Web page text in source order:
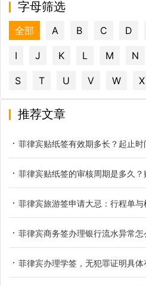
字母筛选
全部 A B C D
I J K L M N
S T U V W X
推荐文章
菲律宾贴纸签有效期多长？起止
菲律宾贴纸签的审核周期是多久？贴
菲律宾旅游签申请大忌：行程单
菲律宾商务签办理银行流水异常怎
菲律宾办理学签，无犯罪证明具体